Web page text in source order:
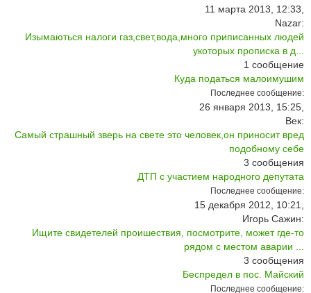
11 марта 2013, 12:33,
Nazar:
Изымаються налоги газ,свет,вода,много приписанных людей
укоторых прописка в д...
1 сообщение
Куда податься малоимушим
Последнее сообщение:
26 января 2013, 15:25,
Век:
Самый страшный зверь на свете это человек,он приносит вред
подобному себе
3 сообщения
ДТП с участием народного депутата
Последнее сообщение:
15 декабря 2012, 10:21,
Игорь Сажин:
Ищите свидетелей проишествия, посмотрите, может где-то
рядом с местом аварии ...
3 сообщения
Беспредел в пос. Майский
Последнее сообщение: